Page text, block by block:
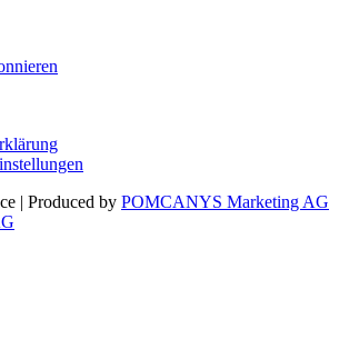
| Produced by POMCANYS Marketing AG